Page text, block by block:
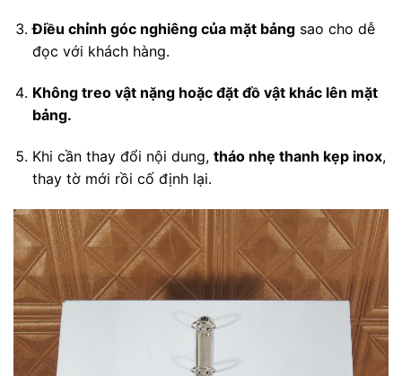
Điều chỉnh góc nghiêng của mặt bảngsao cho dễ
đọc với khách hàng.
Không treo vật nặng hoặc đặt đồ vật khác lên mặt
bảng.
Khi cần thay đổi nội dung, tháo nhẹ thanh kẹp inox,
thay tờ mới rồi cố định lại.